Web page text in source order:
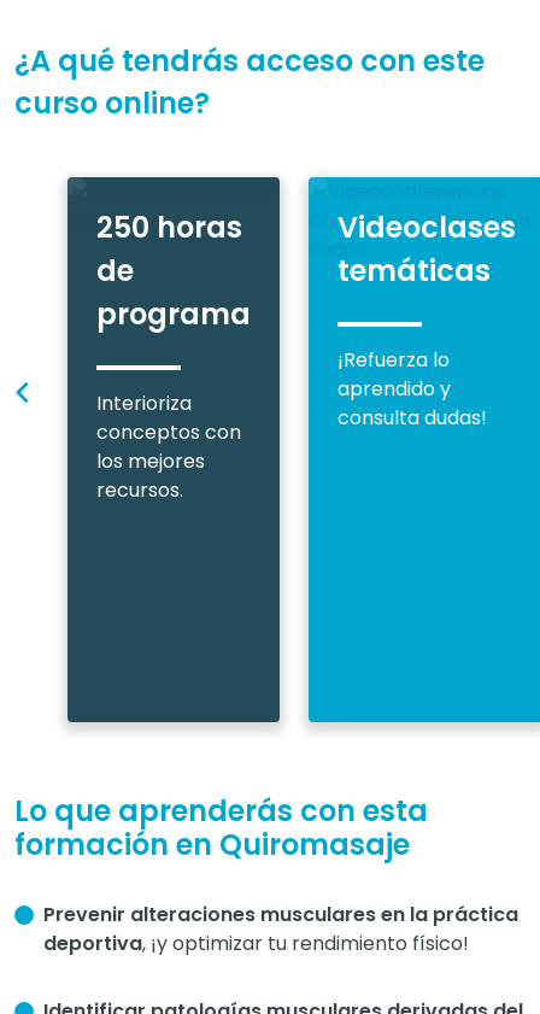
¿A qué tendrás acceso con este
curso online?
250 horas
de
programa
Interioriza
conceptos con
los mejores
recursos.
Videoclases
temáticas
¡Refuerza lo
aprendido y
consulta dudas!
Lo que aprenderás con esta
formación en Quiromasaje
Prevenir alteraciones musculares en la práctica
deportiva, ¡y optimizar tu rendimiento físico!